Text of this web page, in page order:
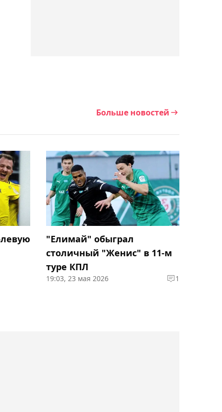
с Евлоевым на UFC 333 в
Стал известен состав
лучников из Казахстана
на Азиатские игры-2026
11:43, Сегодня
соперница Рыбакиной
Фернандес в восторге от
победы над Андреевой в
11:04, Сегодня
Больше новостей
"Елимай" обыграл
столичный "Женис" в 11-м
туре КПЛ
19:03, 23 мая 2026 1